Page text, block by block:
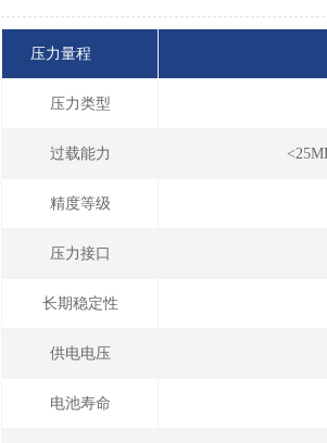
压力量程
压力类型
过载能力
精度等级
压力接口
长期稳定性
供电电压
电池寿命